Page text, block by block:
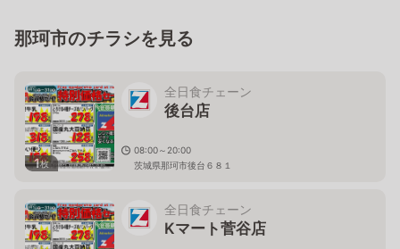
那珂市のチラシを見る
1枚
全日食チェーン
後台店
08:00～20:00
茨城県那珂市後台６８１
全日食チェーン
Kマート菅谷店